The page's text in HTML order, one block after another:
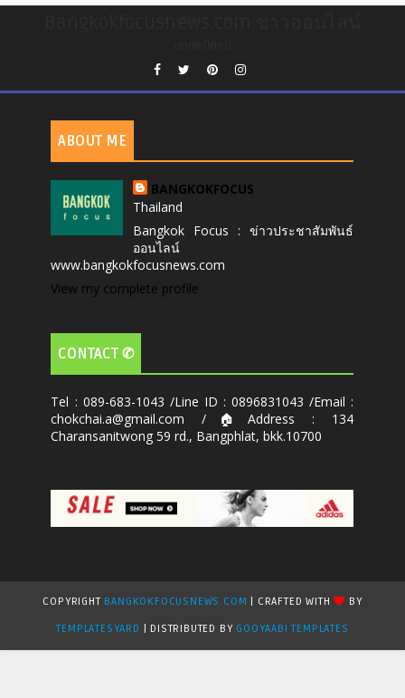
ABOUT ME
BANGKOKFOCUS
Thailand
Bangkok Focus : ข่าวประชาสัมพันธ์
ออนไลน์
www.bangkokfocusnews.com
View my complete profile
CONTACT ✆
Tel : 089-683-1043 /Line ID : 0896831043 /Email :
chokchai.a@gmail.com /🏠Address : 134
Charansanitwong 59 rd., Bangphlat, bkk.10700
COPYRIGHT BANGKOKFOCUSNEWS.COM | CRAFTED WITH
BY
TEMPLATESYARD
| DISTRIBUTED BY GOOYAABI TEMPLATES